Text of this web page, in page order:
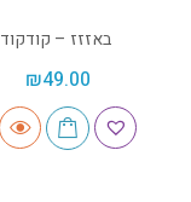
באזזז – קודקוד
₪49.00